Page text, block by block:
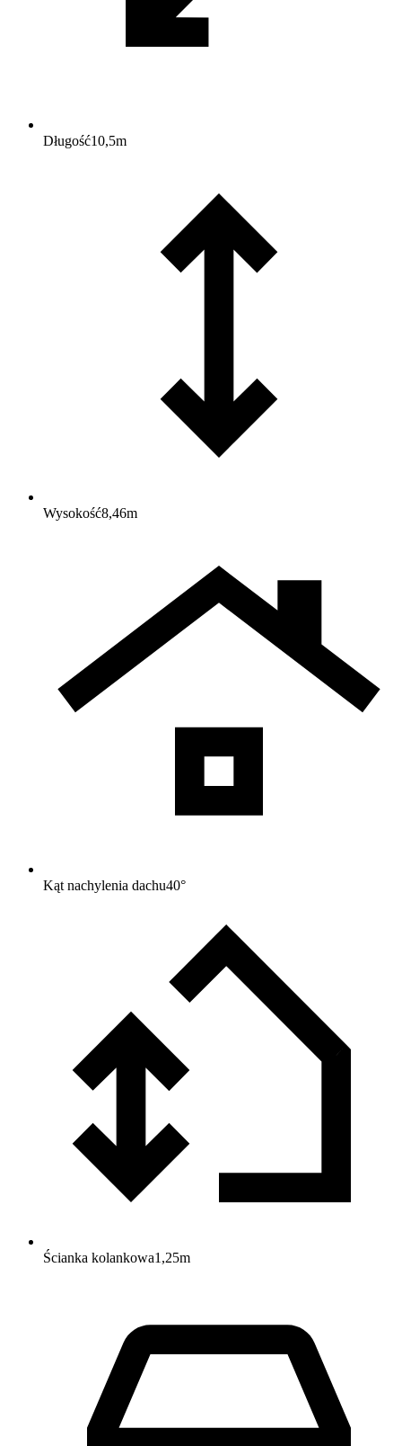
Długość10,5m
Wysokość8,46m
Kąt nachylenia dachu40°
Ścianka kolankowa1,25m